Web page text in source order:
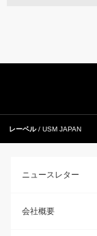
レーベル USM JAPAN
ニュースレター
会社概要